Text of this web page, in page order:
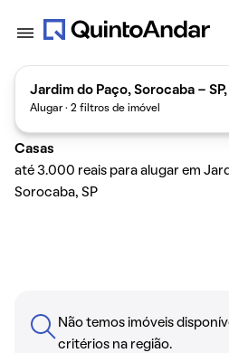
Jardim do Paço, Sorocaba - SP,
Alugar · 2 filtros de imóvel
Casas
até 3.000 reais para alugar em
Sorocaba, SP
Não temos imóveis
critérios na região.